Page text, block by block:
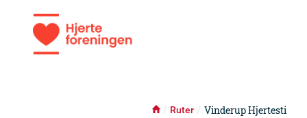
Ruter Vinderup Hjertesti